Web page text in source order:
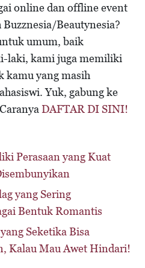
online dan offline event
Beautynesia?
umum, baik
laki, kami juga memiliki
kamu yang masih
Yuk, gabung ke
DAFTAR DI SINI!
Perasaan yang Kuat
yang Sering
Bentuk Romantis
Seketika Bisa
Kalau Mau Awet Hindari!